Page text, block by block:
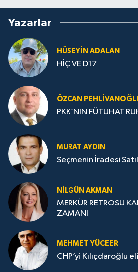
Yazarlar
HÜSEYIN ADALAN
HİÇ VE D17
ÖZCAN
PKK’NIN FÜTUHAT
MURAT AYDIN
Seçmenin İradesi
NILGÜN AKMAN
MERKÜR RETROSU
ZAMANI
MEHMET YÜCEER
CHP’yi Kılıçdaroğlu